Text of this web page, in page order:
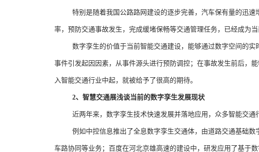
特别是随着我国公路路网建设的逐步完善，汽车保有量的迅
率，预防交通事故发生，完成缓堵保畅等交通管理任务，已经成为
数字孪生的价值于当前智能交通建设，能够通过数字空间的
事件引发起因因素，从事件源头进行预防调控；在事故发生前后，
入智能交通行业中起，就被给予了很高的期待。
2、智慧交通展浅谈当前的数字孪生发展现状
近两年来，数字孪生技术快速发展并落地应用，众多智能交
例如中控信息推出了全息数字孪生交通体，由道路交通基础
车路协同等业务；百度在河北京雄高速的建设中，研发应用了基于